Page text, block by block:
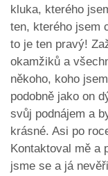
kluka, kterého
ten, kterého jsem
to je ten pravý!
okamžiků a
někoho, koho
podobně jako on
svůj podnájem a
krásné. Asi po
Kontaktoval mě a
jsme se a já